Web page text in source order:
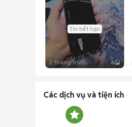
Tin hết hạn
2 tháng trước 6
Các dịch vụ và tiện ích